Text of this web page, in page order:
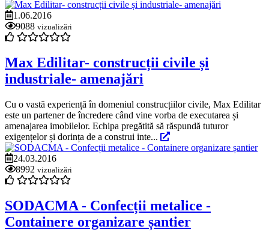
1.06.2016
9088 vizualizări
Max Edilitar- construcții civile și
industriale- amenajări
Cu o vastă experiență în domeniul construcțiilor civile, Max Edilitar
este un partener de încredere când vine vorba de executarea și
amenajarea imobilelor. Echipa pregătită să răspundă tuturor
exigențelor și dorința de a construi inte...
24.03.2016
8992 vizualizări
SODACMA - Confecții metalice -
Containere organizare șantier